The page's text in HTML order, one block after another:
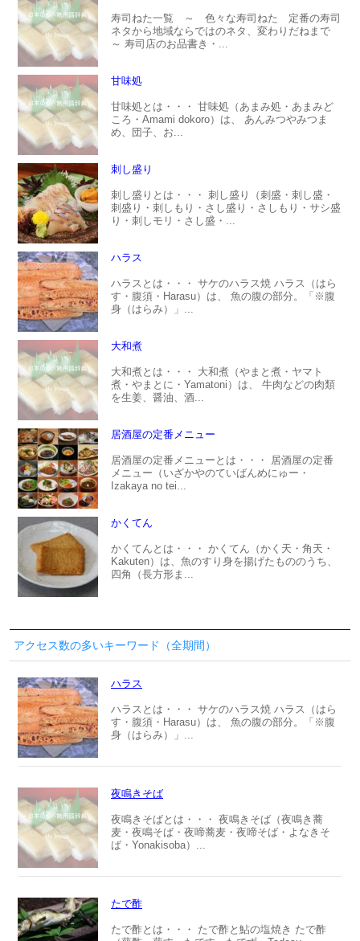
寿司ねた一覧 ～ 色々な寿司ねた 定番の寿司
ネタから地域ならではのネタ、変わりだねまで
～ 寿司店のお品書き・...
甘味処
甘味処とは・・・ 甘味処（あまみ処・あまみど
ころ・Amami dokoro）は、 あんみつやみつま
め、団子、お...
刺し盛り
刺し盛りとは・・・ 刺し盛り（刺盛・刺し盛・
刺盛り・刺しもり・さし盛り・さしもり・サシ盛
り・刺しモリ・さし盛・...
ハラス
ハラスとは・・・ サケのハラス焼 ハラス（はら
す・腹須・Harasu）は、 魚の腹の部分。「※腹
身（はらみ）」...
大和煮
大和煮とは・・・ 大和煮（やまと煮・ヤマト
煮・やまとに・Yamatoni）は、 牛肉などの肉類
を生姜、醤油、酒...
居酒屋の定番メニュー
居酒屋の定番メニューとは・・・ 居酒屋の定番
メニュー（いざかやのていばんめにゅー・
Izakaya no tei...
かくてん
かくてんとは・・・ かくてん（かく天・角天・
Kakuten）は、魚のすり身を揚げたもののうち、
四角（長方形ま...
アクセス数の多いキーワード（全期間）
ハラス
ハラスとは・・・ サケのハラス焼 ハラス（はら
す・腹須・Harasu）は、 魚の腹の部分。「※腹
身（はらみ）」...
夜鳴きそば
夜鳴きそばとは・・・ 夜鳴きそば（夜鳴き蕎
麦・夜鳴そば・夜啼蕎麦・夜啼そば・よなきそ
ば・Yonakisoba）...
たで酢
たで酢とは・・・ たで酢と鮎の塩焼き たで酢